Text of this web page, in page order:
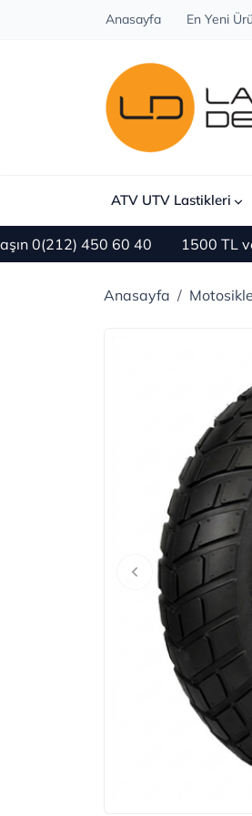
Anasayfa En Yeni
ATV UTV Lastikleri
450 60 40 1500 TL ve
Anasayfa